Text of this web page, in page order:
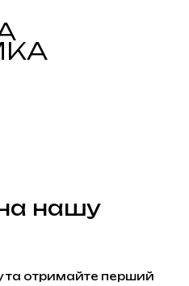
нашу
та отримайте перший